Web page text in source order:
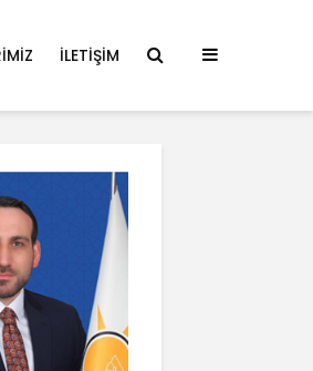
İLETIŞIM